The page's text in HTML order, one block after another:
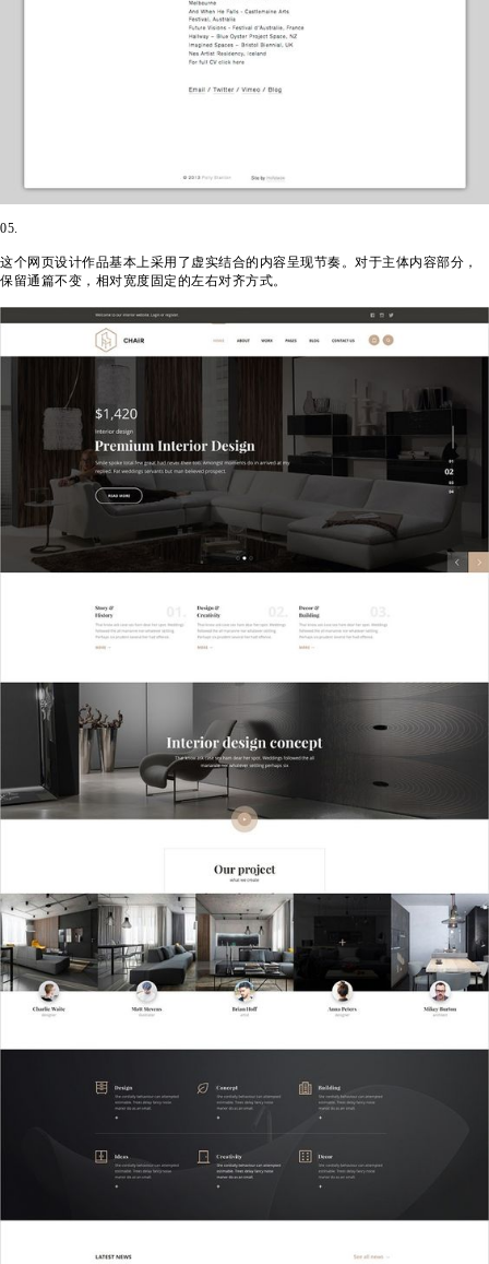
05.
这个网页设计作品基本上采用了虚实结合的内容呈现节奏。对于主体内容部分，
保留通篇不变，相对宽度固定的左右对齐方式。